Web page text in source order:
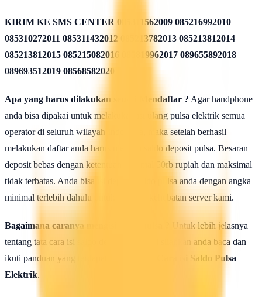
KIRIM KE SMS CENTER 085311562009 085216992010
085310272011 085311432012 085213782013 085213812014
085213812015 085215082016 085819962017 089655892018
089693512019 08568582020
Apa yang harus dilakukan seusai Mendaftar ? Agar handphone
anda bisa dipakai untuk melakukan isi ulang pulsa elektrik semua
operator di seluruh wilayah Indonesia, maka setelah berhasil
melakukan daftar anda harus mengisi saldo deposit pulsa. Besaran
deposit bebas dengan ketentuan minimal 50rb rupiah dan maksimal
tidak terbatas. Anda bisa isi deposit saldo pulsa anda dengan angka
minimal terlebih dahulu untuk uji coba kehebatan server kami.
Bagaimana caranya mengisi saldo pulsa ?
Untuk lebih jelasnya
tentang tata cara isi saldo deposit pulsa ini silahkan anda baca dan
ikuti panduan yang terdapat di halaman :
Cara isi Saldo Pulsa
Elektrik.